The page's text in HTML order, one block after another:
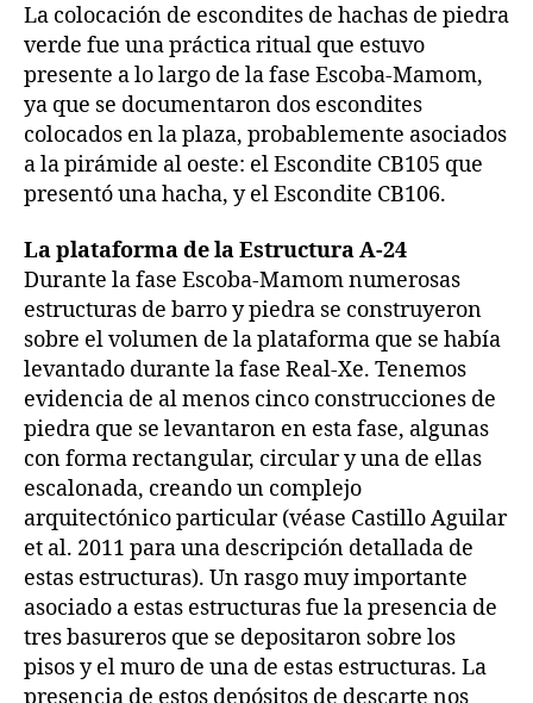
La colocación de escondites de hachas de piedra
verde fue una práctica ritual que estuvo
presente a lo largo de la fase Escoba-Mamom,
ya que se documentaron dos escondites
colocados en la plaza, probablemente asociados
a la pirámide al oeste: el Escondite CB105 que
presentó una hacha, y el Escondite CB106.
La plataforma de la Estructura A-24
Durante la fase Escoba-Mamom numerosas
estructuras de barro y piedra se construyeron
sobre el volumen de la plataforma que se había
levantado durante la fase Real-Xe. Tenemos
evidencia de al menos cinco construcciones de
piedra que se levantaron en esta fase, algunas
con forma rectangular, circular y una de ellas
escalonada, creando un complejo
arquitectónico particular (véase Castillo Aguilar
et al. 2011 para una descripción detallada de
estas estructuras). Un rasgo muy importante
asociado a estas estructuras fue la presencia de
tres basureros que se depositaron sobre los
pisos y el muro de una de estas estructuras. La